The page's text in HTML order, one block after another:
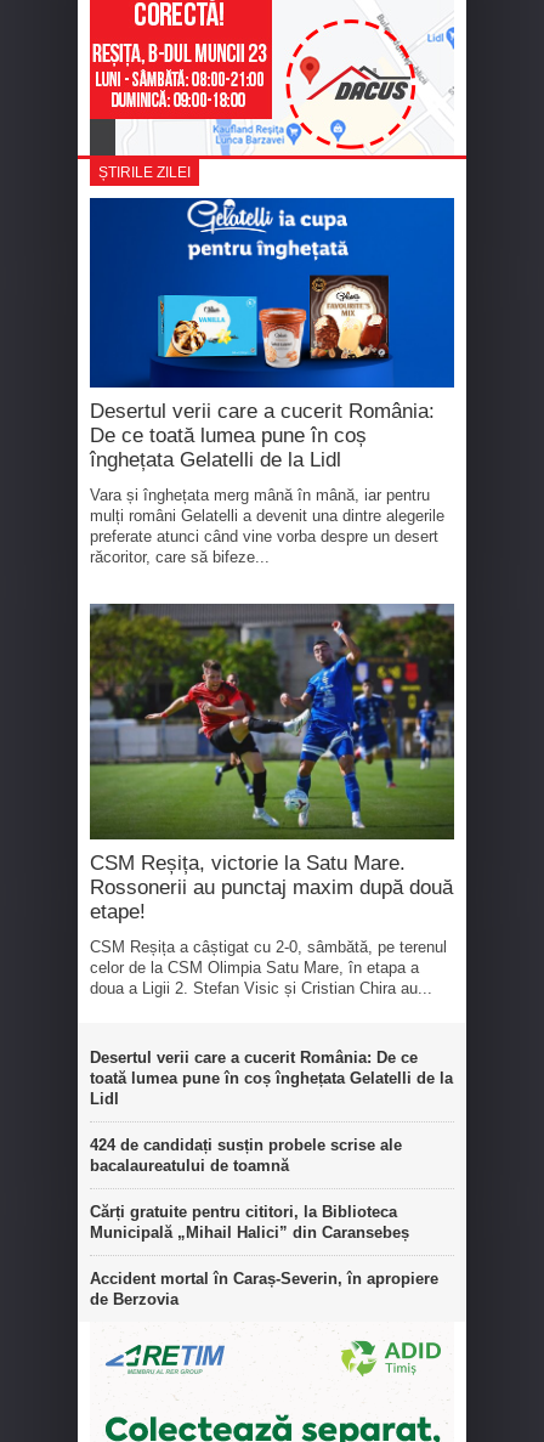
ȘTIRILE ZILEI
Desertul verii care a cucerit România:
De ce toată lumea pune în coș
înghețata Gelatelli de la Lidl
Vara și înghețata merg mână în mână, iar pentru
mulți români Gelatelli a devenit una dintre alegerile
preferate atunci când vine vorba despre un desert
răcoritor, care să bifeze...
CSM Reșița, victorie la Satu Mare.
Rossonerii au punctaj maxim după două
etape!
CSM Reșița a câștigat cu 2-0, sâmbătă, pe terenul
celor de la CSM Olimpia Satu Mare, în etapa a
doua a Ligii 2. Stefan Visic și Cristian Chira au...
Desertul verii care a cucerit România: De ce
toată lumea pune în coș înghețata Gelatelli de la
Lidl
424 de candidați susțin probele scrise ale
bacalaureatului de toamnă
Cărți gratuite pentru cititori, la Biblioteca
Municipală „Mihail Halici” din Caransebeș
Accident mortal în Caraș-Severin, în apropiere
de Berzovia